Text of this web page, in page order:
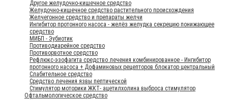
Другое желудочно-кишечное средство
Желудочно-кишечное средство растительного происхождения
Желчегонное средство и препараты желчи
Ингибитор протонного насоса - желёз желудка секрецию понижающее
средство
МИБП - Эубиотик
Противодиарейное средство
Противорвотное средство
Рефлюкс-эзофагита средство лечения комбинированное - Ингибитор
протонного насоса + Дофаминовых рецепторов блокатор центральный
Слабительное средство
Средство лечения язвы пептической
Стимулятор моторики ЖКТ- ацетилхолина выброса стимулятор
Офтальмологическое средство